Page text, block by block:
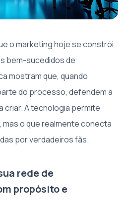
o marketing hoje se constrói
bem-sucedidos de
mostram que, quando
do processo, defendem a
criar. A tecnologia permite
mas o que realmente conecta
por verdadeiros fãs.
rede de
propósito e